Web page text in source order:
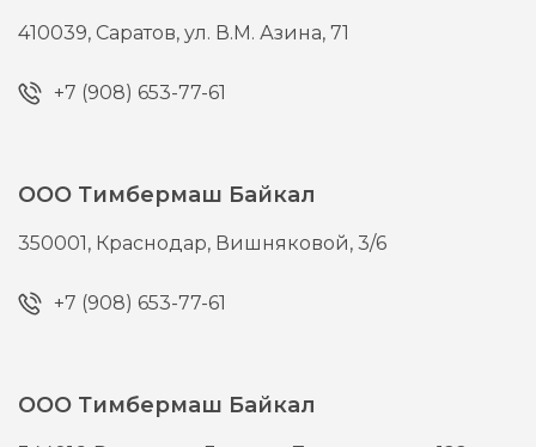
410039, Саратов,ул. В.М. Азина, 71
+7 (908) 653-77-61
ООО Тимбермаш Байкал
350001, Краснодар, Вишняковой, 3/6
+7 (908) 653-77-61
ООО Тимбермаш Байкал